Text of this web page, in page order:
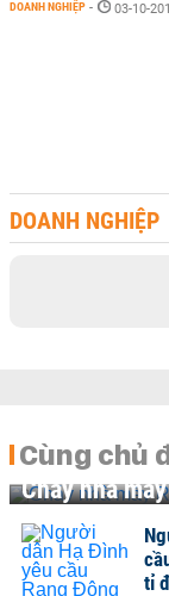
DOANH NGHIỆP - 03-10-
DOANH NGHIỆP
Cùng chủ
Cháy nhà
tỉ